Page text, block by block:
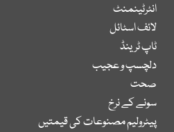
انٹرٹینمنٹ
لائف اسٹائل
ٹاپ ٹرینڈ
دلچسپ و عجیب
صحت
سونے کے نرخ
پیٹرولیم مصنوعات کی قیمتیں